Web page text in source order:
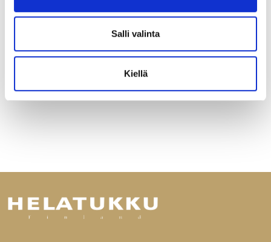
Salli valinta
Kiellä